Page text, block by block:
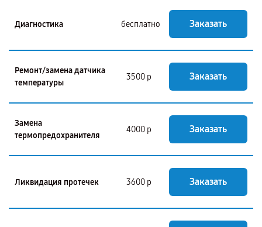
Диагностика бесплатно Заказать
Ремонт/замена датчика
температуры
3500 р Заказать
Замена
термопредохранителя
4000 р Заказать
Ликвидация протечек 3600 р Заказать